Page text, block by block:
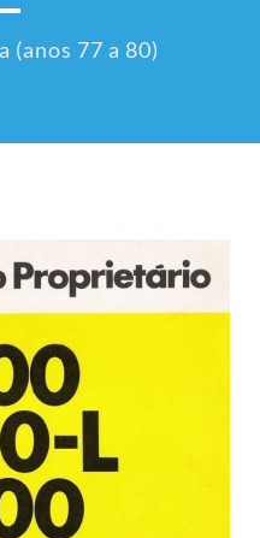
(anos 77 a 80)